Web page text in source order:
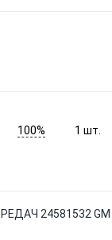
100% 1 шт.
24581532 GM